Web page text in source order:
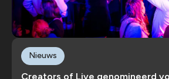
Creators of Live genomineerd
Nieuws